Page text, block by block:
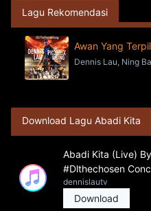
Lagu Rekomendasi
Awan Yang
Dennis Lau, Ning
Download Lagu Abadi Kita
Abadi Kita (Live)
#Dlthechosen
dennislautv
Download